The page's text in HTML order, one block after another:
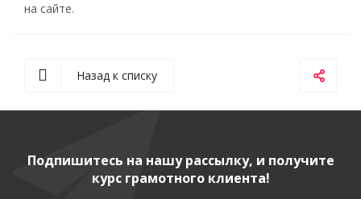
на сайте.
Назад к списку
Подпишитесь на нашу рассылку, и получите
курс грамотного клиента!